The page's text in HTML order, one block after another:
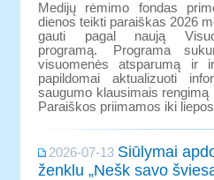
Medijų rėmimo fondas
dienos teikti paraiškas 2026
gauti pagal naują
programą. Programa
visuomenės atsparumą ir
papildomai aktualizuoti
saugumo klausimais
Paraiškos priimamos iki
2026-07-13 Siūlymai
ženklu „Nešk savo